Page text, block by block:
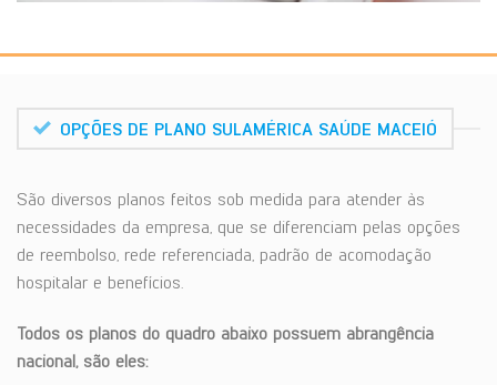
OPÇÕES DE PLANO SULAMÉRICA SAÚDE MACEIÓ
São diversos planos feitos sob medida para atender às
necessidades da empresa, que se diferenciam pelas opções
de reembolso, rede referenciada, padrão de acomodação
hospitalar e benefícios.
Todos os planos do quadro abaixo possuem abrangência
nacional, são eles: